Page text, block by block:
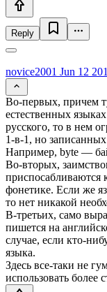
Reply
novice2001 Jun 12
Во-первых, причем
естественных
русского, то в нем
1-в-1, но
Например, byte —
Во-вторых,
приспосабливаются
фонетике. Если же
то нет никакой
В-третьих, само
пишется на
случае, если кто-
языка.
Здесь все-таки не
использовать более